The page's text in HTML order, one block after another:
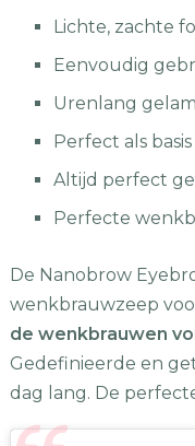
Lichte, zachte
Eenvoudig
Urenlang
Perfect als
Altijd perfect
Perfecte
De Nanobrow
wenkbrauwzeep
de wenkbrauwen
Gedefinieerde en
dag lang. De